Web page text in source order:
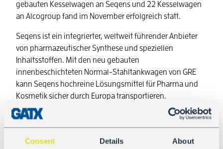
Consent Details About
gebauten Kesselwagen an Seqens und 22 Kesselwagen
an Alcogroup fand im November erfolgreich statt.
Seqens ist ein integrierter, weltweit führender Anbieter
von pharmazeutischer Synthese und speziellen
Inhaltsstoffen. Mit den neu gebauten
innenbeschichteten Normal-Stahltankwagen von GRE
kann Seqens hochreine Lösungsmittel für Pharma und
Kosmetik sicher durch Europa transportieren.
Alcogroup, ebenfalls ein globales Unternehmen, kann
mit unseren Kesselwagen Ethanol-Kraftstoff
transportieren.